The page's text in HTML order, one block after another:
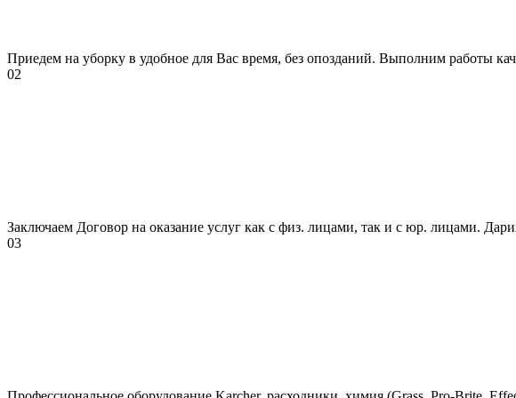
Приедем на уборку в удобное для Вас время, без опозданий. Выполним работы
02
Заключаем Договор на оказание услуг как с физ. лицами, так и с юр. лицами.
03